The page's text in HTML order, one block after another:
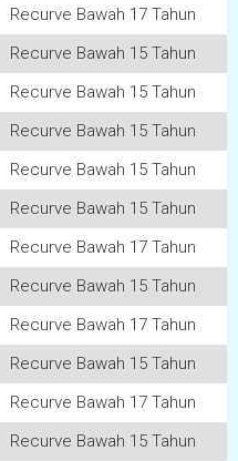
Recurve Bawah 17 Tahun
Recurve Bawah 15 Tahun
Recurve Bawah 15 Tahun
Recurve Bawah 15 Tahun
Recurve Bawah 15 Tahun
Recurve Bawah 15 Tahun
Recurve Bawah 17 Tahun
Recurve Bawah 15 Tahun
Recurve Bawah 17 Tahun
Recurve Bawah 15 Tahun
Recurve Bawah 17 Tahun
Recurve Bawah 15 Tahun